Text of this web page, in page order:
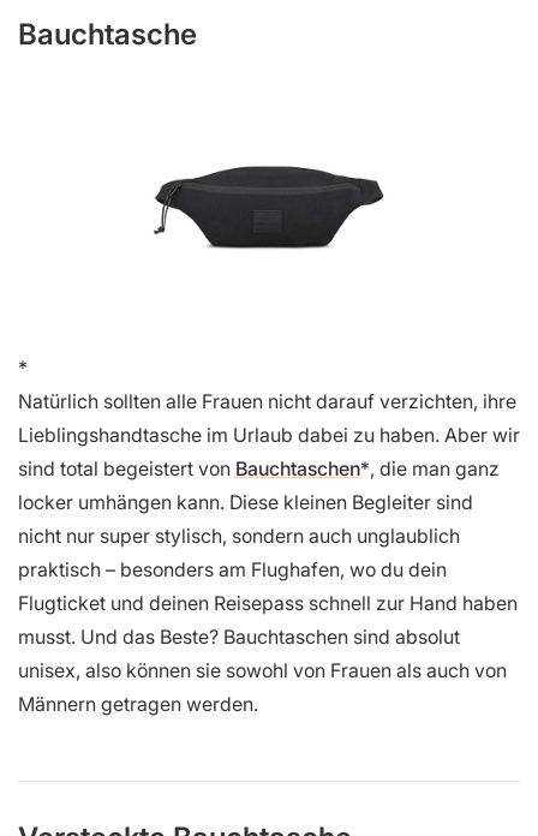
Bauchtasche
Natürlich sollten alle Frauen nicht darauf verzichten, ihre
Lieblingshandtasche im Urlaub dabei zu haben. Aber wir
sind total begeistert von Bauchtaschen , die man ganz
locker umhängen kann. Diese kleinen Begleiter sind
nicht nur super stylisch, sondern auch unglaublich
praktisch – besonders am Flughafen, wo du dein
Flugticket und deinen Reisepass schnell zur Hand haben
musst. Und das Beste? Bauchtaschen sind absolut
unisex, also können sie sowohl von Frauen als auch von
Männern getragen werden.